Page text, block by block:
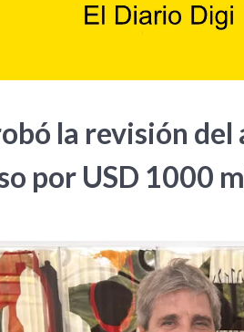
la revisión
por USD 1000